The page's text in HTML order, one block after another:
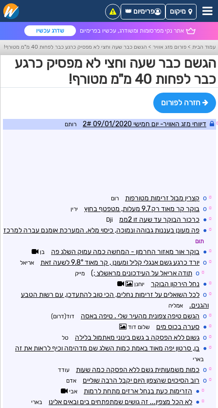
אתר נקי מפרסומות ומשודרג, עכשיו בפרימיום שדרג עכשיו
מיקום פרימיום 👑
עמוד הבית > פורום מזג אוויר > הגשם כבר שעה וחצי לא מפסיק כרגע כבר לפחות 40 מ"מ מטורף!
הגשם כבר שעה וחצי לא מפסיק כרגע
כבר לפחות 40 מ"מ מטורף!
חזרה לפורום
דיווחי מזג האוויר- יום חמישי 09/01/2020 2# רותם
☼
o קצרין מבול זרימות מטורפות רום
☼
o בוקר קר מאוד רק 9.7 מעלות, מטפטף בחוץ ירין
☼
● כרכור הבוקר עד שעה זו 2ממ Dji
☼
● פה מעונן בעננות גבוהה ונמוכה, כיסוי מלא. המערכת אומנם עברה למרכז
תום
☼
● בוקר אור מאזור החרמון - המחשה כמה עמוק השלג פה בן
☼
o יורד כרגע גשם אנגלי קליל ומעונן , קר מאוד 9.8° לשעה זאת אריאל
☼
o תודה אריאל על העידכונים מראשלצ ;) מייק
☼
● נחל הירקון הבוקר יוחנן
☼
o לכל השואלים על זרימות נחלים, הכי טוב להתעדכן, עם רשות הטבע
והגנים.
אמליה
☼
o הגשם טיפה צפונית מהעיר שלי . טיפה באסה דוד(דרום)
☼
● סערה בכוס מים שלום דוד
☼
o גשום ללא הפסקה ב גשם בינוני מאתמול בלילה טל
☼
● בן, סרטון יפה מאוד באמת כמות השלג שם מדהימה וכיף לראות את זה
בארי
☼
o כמות משמעותית גשם ללא הפסקה כמה שעות עודד
☼
o רוב הסיכוים שהצפון היום יקבל הרבה שוליים אדם
☼
● הזרימות כעת בנחל ארזים מתחת לרמות אבי
☼
● לא הכל מצפין... זה גושים שמתפתחים בים ובאים אלינו בארי